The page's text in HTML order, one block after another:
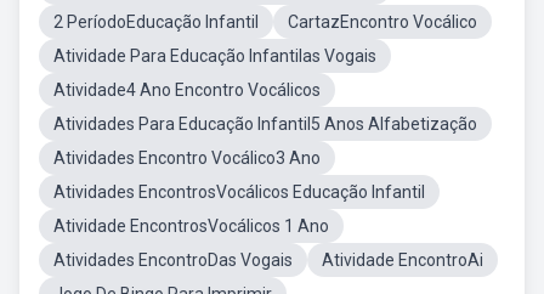
2 PeríodoEducação Infantil
CartazEncontro Vocálico
Atividade Para Educação Infantilas Vogais
Atividade4 Ano Encontro Vocálicos
Atividades Para Educação Infantil5 Anos Alfabetização
Atividades Encontro Vocálico3 Ano
Atividades EncontrosVocálicos Educação Infantil
Atividade EncontrosVocálicos 1 Ano
Atividades EncontroDas Vogais
Atividade EncontroAi